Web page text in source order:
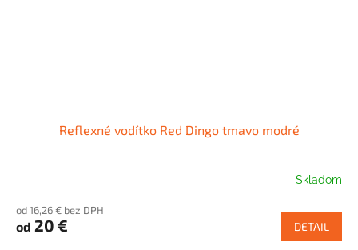
Reflexné vodítko Red Dingo tmavo modré
Skladom
od 16,26 € bez DPH
od 20 € DETAIL